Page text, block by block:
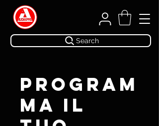
Search
Program
ma il